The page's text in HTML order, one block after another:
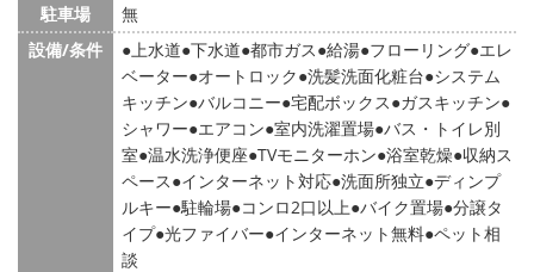
駐車場
無
設備/条件
上水道 下水道 都市ガス 給湯 フローリング エレ
ベーター オートロック 洗髪洗面化粧台 システム
キッチン バルコニー 宅配ボックス ガスキッチン
シャワー エアコン 室内洗濯置場 バス・トイレ別
室 温水洗浄便座 TVモニターホン 浴室乾燥 収納ス
ペース インターネット対応 洗面所独立 ディンプ
ルキー 駐輪場 コンロ2口以上 バイク置場 分譲タ
イプ 光ファイバー インターネット無料 ペット相
談